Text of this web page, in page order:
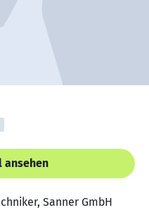
ansehen
Sanner GmbH